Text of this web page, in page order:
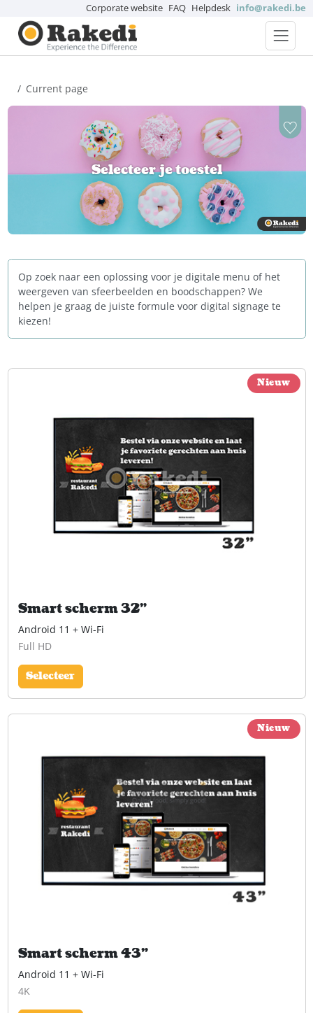
Corporate website FAQ Helpdesk info@rakedi.be
Current page
Selecteer je toestel
Op zoek naar een oplossing voor je digitale menu of het
weergeven van sfeerbeelden en boodschappen? We
helpen je graag de juiste formule voor digital signage te
kiezen!
Nieuw
Smart scherm 32"
Android 11 + Wi-Fi
Full HD
Selecteer
Nieuw
Smart scherm 43"
Android 11 + Wi-Fi
4K